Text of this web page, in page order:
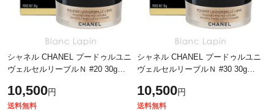
シャネル CHANEL プードゥルユニ
ヴェルセルリーブルＮ #20 30g
10,500円
送料無料
シャネル CHANEL プードゥルユニ
ヴェルセルリーブルＮ #30 30g
10,500円
送料無料